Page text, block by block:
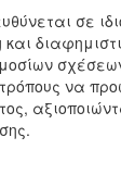
σε
να